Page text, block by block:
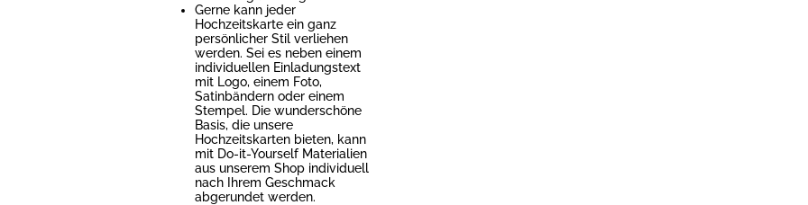
Gerne kann jeder
Hochzeitskarte ein ganz
persönlicher Stil verliehen
werden. Sei es neben einem
individuellen Einladungstext
mit Logo, einem Foto,
Satinbändern oder einem
Stempel. Die wunderschöne
Basis, die unsere
Hochzeitskarten bieten, kann
mit Do-it-Yourself Materialien
aus unserem Shop individuell
nach Ihrem Geschmack
abgerundet werden.